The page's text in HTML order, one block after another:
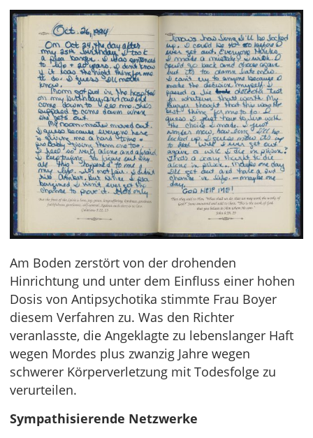
Am Boden zerstört von der drohenden
Hinrichtung und unter dem Einfluss einer hohen
Dosis von Antipsychotika stimmte Frau Boyer
diesem Verfahren zu. Was den Richter
veranlasste, die Angeklagte zu lebenslanger Haft
wegen Mordes plus zwanzig Jahre wegen
schwerer Körperverletzung mit Todesfolge zu
verurteilen.
Sympathisierende Netzwerke